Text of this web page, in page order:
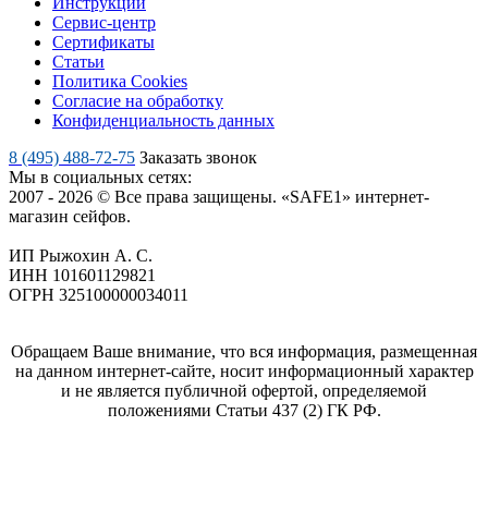
Сервис-центр
Сертификаты
Статьи
Политика Cookies
Согласие на обработку
Конфиденциальность данных
8 (495) 488-72-75 Заказать звонок
Мы в социальных сетях:
2007 - 2026 © Все права защищены. «SAFE1» интернет-
магазин сейфов.
ИП Рыжохин А. С.
ИНН 101601129821
ОГРН 325100000034011
Обращаем Ваше внимание, что вся информация, размещенная
на данном интернет-сайте, носит информационный характер
и не является публичной офертой, определяемой
положениями Статьи 437 (2) ГК РФ.